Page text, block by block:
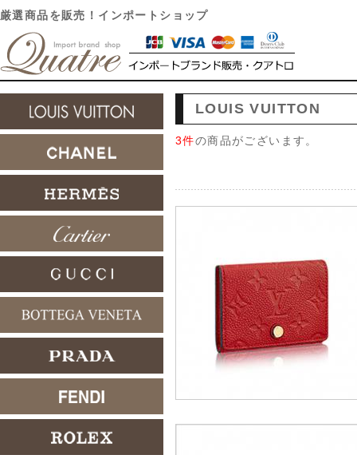
厳選商品を販売！インポートショップ
LOUIS VUITTON
3件の商品がございます。